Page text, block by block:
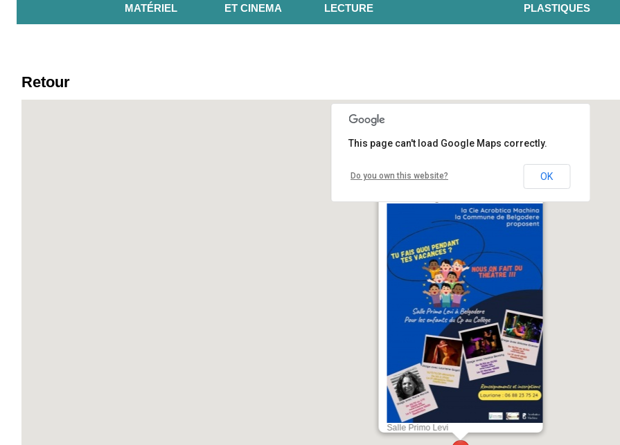
MATÉRIEL
ET CINEMA
LECTURE
PLASTIQUES
Retour
Stages de théatre (enfants) avec la
Cie Acrobtica Machina / Simone
Salle Primo Levi
This page can't load Google Maps correctly.
Do you own this website? OK